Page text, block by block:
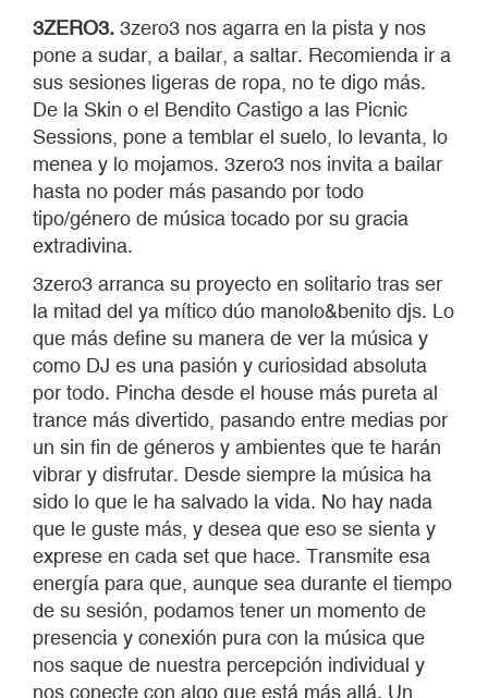
3ZERO3. 3zero3 nos agarra en la pista y nos
pone a sudar, a bailar, a saltar. Recomienda ir a
sus sesiones ligeras de ropa, no te digo más.
De la Skin o el Bendito Castigo a las Picnic
Sessions, pone a temblar el suelo, lo levanta, lo
menea y lo mojamos. 3zero3 nos invita a bailar
hasta no poder más pasando por todo
tipo/género de música tocado por su gracia
extradivina.
3zero3 arranca su proyecto en solitario tras ser
la mitad del ya mítico dúo manolo&benito djs. Lo
que más define su manera de ver la música y
como DJ es una pasión y curiosidad absoluta
por todo. Pincha desde el house más pureta al
trance más divertido, pasando entre medias por
un sin fin de géneros y ambientes que te harán
vibrar y disfrutar. Desde siempre la música ha
sido lo que le ha salvado la vida. No hay nada
que le guste más, y desea que eso se sienta y
exprese en cada set que hace. Transmite esa
energía para que, aunque sea durante el tiempo
de su sesión, podamos tener un momento de
presencia y conexión pura con la música que
nos saque de nuestra percepción individual y
nos conecte con algo que está más allá. Un